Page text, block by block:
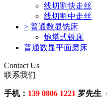
线切割快走丝
线切割中走丝
> 普通数显铣床
炮塔式铣床
普通数显平面磨床
Contact Us
联系我们
手机： 139 0806 1221 罗先生